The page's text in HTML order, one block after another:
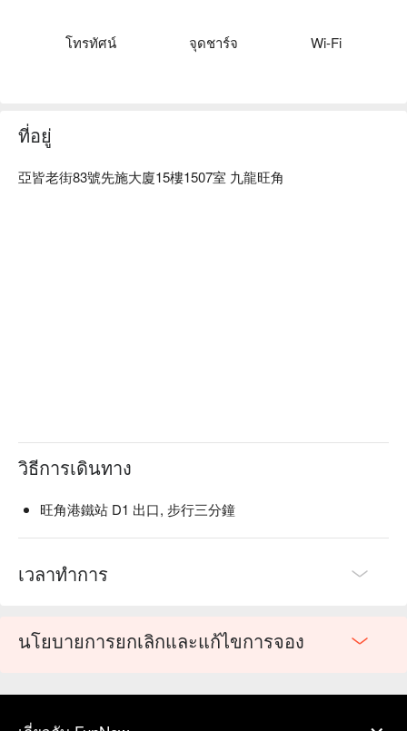
โทรทัศน์ จุดชาร์จ Wi-Fi
ที่อยู่
亞皆老街83號先施大廈15樓1507室 九龍旺角
วิธีการเดินทาง
旺角港鐵站 D1 出口, 步行三分鐘
เวลาทำการ
นโยบายการยกเลิกและแก้ไขการจอง